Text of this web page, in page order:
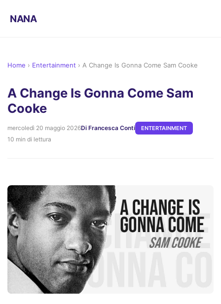
NANA
Home › Entertainment › A Change Is Gonna Come Sam Cooke
A Change Is Gonna Come Sam
Cooke
mercoledì 20 maggio 2026Di Francesca Conti ENTERTAINMENT
10 min di lettura